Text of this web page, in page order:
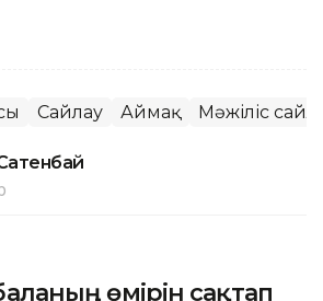
Сайлау Аймақ Мәжіліс
өмірін сақтап